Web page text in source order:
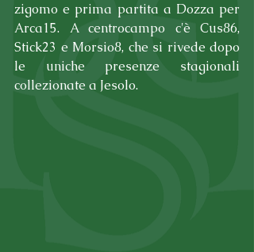
zigomo e prima partita a Dozza per
Arca15. A centrocampo c'è Cus86,
Stick23 e Morsio8, che si rivede dopo
le uniche presenze stagionali
collezionate a Jesolo.